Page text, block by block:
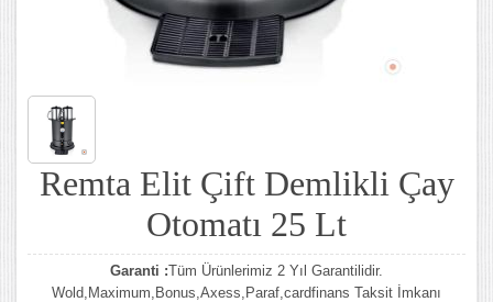
Remta Elit Çift Demlikli Çay
Otomatı 25 Lt
Garanti :Tüm Ürünlerimiz 2 Yıl Garantilidir.
Wold,Maximum,Bonus,Axess,Paraf,cardfinans Taksit İmkanı